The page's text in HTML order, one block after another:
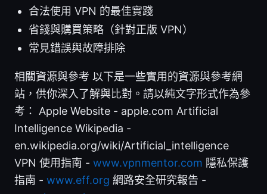
合法使用 VPN 的最佳實踐
省錢與購買策略（針對正版 VPN）
常見錯誤與故障排除
相關資源與參考 以下是一些實用的資源與參考網
站，供你深入了解與比對。請以純文字形式作為參
考： Apple Website - apple.com Artificial
Intelligence Wikipedia -
en.wikipedia.org/wiki/Artificial_intelligence
VPN 使用指南 - www.vpnmentor.com 隱私保護
指南 - www.eff.org 網路安全研究報告 -